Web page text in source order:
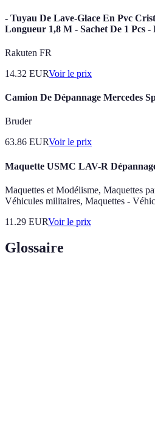
- Tuyau De Lave-Glace En Pvc
Longueur 1,8 M - Sachet De 1 Pcs -
Rakuten FR
14.32 EURVoir le prix
Camion De Dépannage Mercedes
Bruder
63.86 EURVoir le prix
Maquette USMC LAV-R
Maquettes et Modélisme, Maquettes
Véhicules militaires, Maquettes -
11.29 EURVoir le prix
Glossaire